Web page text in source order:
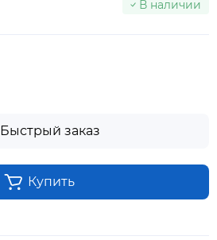
В наличии
Быстрый заказ
Купить